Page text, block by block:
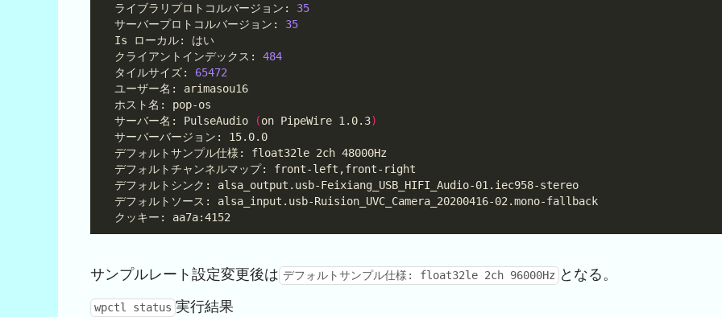
ライブラリプロトコルバージョン: 35
サーバープロトコルバージョン: 35
クライアントインデックス: 484
タイルサイズ: 65472
サーバー名: PulseAudio
(on PipeWire 1.0.3)
サンプルレート設定変更後は デフォルトサンプル仕様: float32le 2ch 96000Hz となる。
wpctl status 実行結果